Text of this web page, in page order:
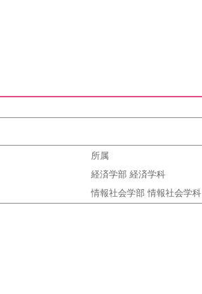
所属
経済学部 経済学科
情報社会学部 情報社会学科